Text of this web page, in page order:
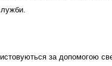
за допомогою